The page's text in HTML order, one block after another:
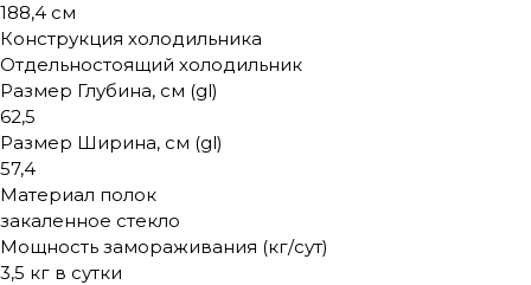
188,4 см
Конструкция холодильника
Отдельностоящий холодильник
Размер Глубина, см (gl)
62,5
Размер Ширина, см (gl)
57,4
Материал полок
закаленное стекло
Мощность замораживания (кг/сут)
3,5 кг в сутки